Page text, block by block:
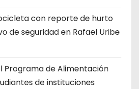
con reporte de hurto
de seguridad en Rafael Uribe
Programa de Alimentación
de instituciones